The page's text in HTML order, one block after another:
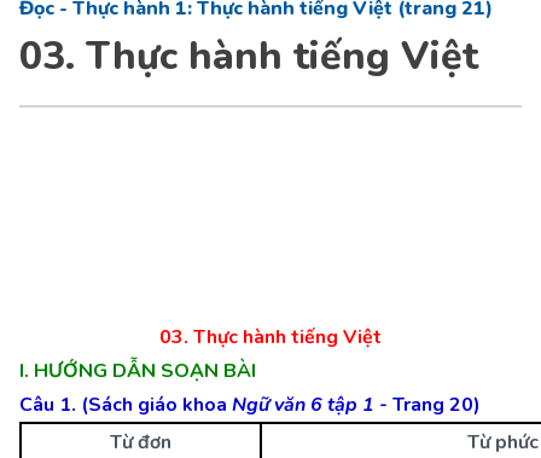
Đọc - Thực hành 1: Thực hành tiếng Việt (trang 21)
03. Thực hành tiếng Việt
03. Thực hành tiếng Việt
I. HƯỚNG DẪN SOẠN BÀI
Câu 1. (Sách giáo khoa Ngữ văn 6 tập 1 - Trang 20)
Từ đơn
Từ phức